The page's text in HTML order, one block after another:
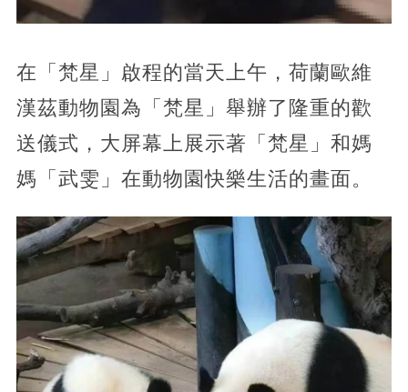
在「梵星」啟程的當天上午，荷蘭歐維
漢茲動物園為「梵星」舉辦了隆重的歡
送儀式，大屏幕上展示著「梵星」和媽
媽「武雯」在動物園快樂生活的畫面。